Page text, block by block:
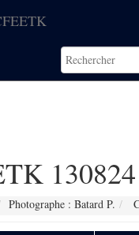
130824
Photographe : Batard P.